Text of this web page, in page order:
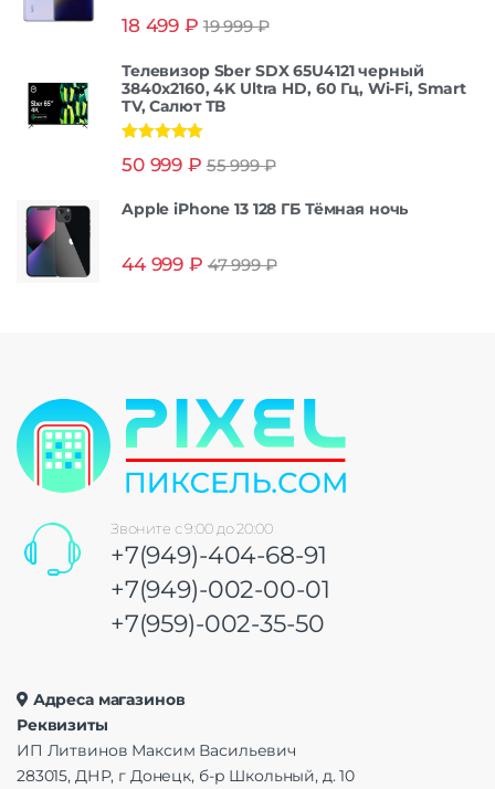
из 5
18 499 ₽ 19 999₽
Телевизор Sber SDX 65U4121 черный
3840x2160, 4K Ultra HD, 60 Гц, Wi-Fi, Smart
TV, Салют ТВ
из 5
50 999 ₽ 55 999₽
Apple iPhone 13 128 ГБ Тёмная ночь
44 999 ₽ 47 999₽
Звоните с 9:00 до 20:00
+7(949)-404-68-91
+7(949)-002-00-01
+7(959)-002-35-50
Адреса магазинов
Реквизиты
ИП Литвинов Максим Васильевич
283015, ДНР, г Донецк, б-р Школьный, д. 10